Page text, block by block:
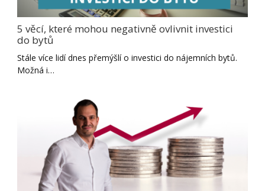
5 věcí, které mohou negativně ovlivnit investici
do bytů
Stále více lidí dnes přemýšlí o investici do nájemních bytů.
Možná i…